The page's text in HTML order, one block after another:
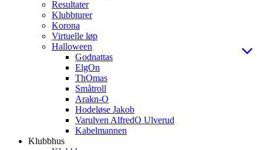
Resultater
Klubbturer
Korona
Virtuelle løp
Halloween
Godnattas
ElgOn
ThOmas
Småtroll
Arakn-O
Hodeløse Jakob
Varulven AlfredO Ulverud
Kabelmannen
Klubbhus